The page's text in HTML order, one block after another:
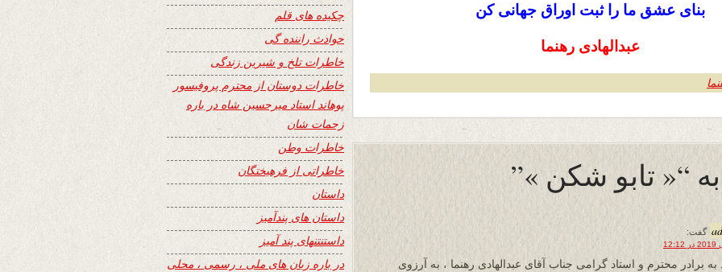
بنای عشق ما را ثبت اوراق جهانی کن
عبدالهادی رهنما
گفت:
به برادر محترم و استاد گرامی جناب آقای عبدالهادی رهنما ، به آرزوی
چکیده های قلم
حوادث راننده گی
خاطرات تلخ و شیرین زندگی
خاطرات دوستان از محترم پروفیسور
پوهاند استاد میرحسین شاه در باره
زحمات شان
خاطرات وطن
خاطراتی از فرهیختگان
داستان
داستان های پندآمیز
داستنتنهای پند آمیز
در باره زبان های ملی ، رسمی ، محلی